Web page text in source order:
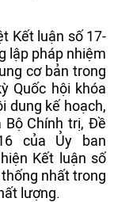
Kết luận số 17-
lập pháp nhiệm
cơ bản trong
Quốc hội khóa
dung kế hoạch,
Chính trị, Đề
của Ủy ban
Kết luận số
nhất trong
lượng.